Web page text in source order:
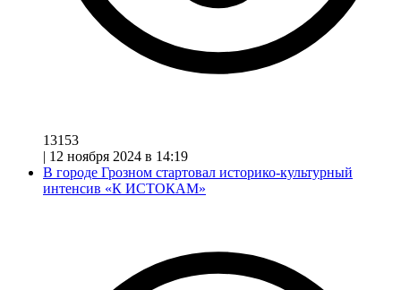
13153
| 12 ноября 2024 в 14:19
В городе Грозном стартовал историко-культурный
интенсив «К ИСТОКАМ»